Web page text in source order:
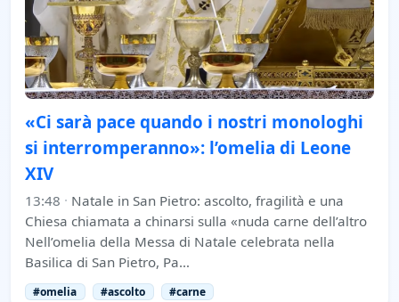
«Ci sarà pace quando i nostri monologhi
si interromperanno»: l’omelia di Leone
XIV
13:48 · Natale in San Pietro: ascolto, fragilità e una
Chiesa chiamata a chinarsi sulla «nuda carne dell’altro
Nell’omelia della Messa di Natale celebrata nella
Basilica di San Pietro, Pa…
#omelia #ascolto #carne